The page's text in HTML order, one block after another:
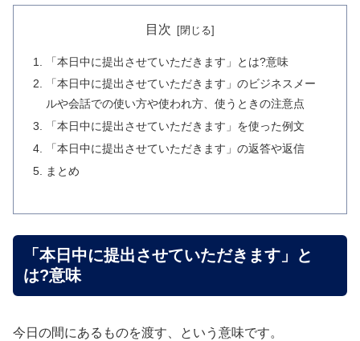
目次
「本日中に提出させていただきます」とは?意味
「本日中に提出させていただきます」のビジネスメー
ルや会話での使い方や使われ方、使うときの注意点
「本日中に提出させていただきます」を使った例文
「本日中に提出させていただきます」の返答や返信
まとめ
「本日中に提出させていただきます」と
は?意味
今日の間にあるものを渡す、という意味です。